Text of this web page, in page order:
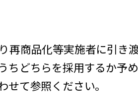
再商品化等実施者に引き
ちどちらを採用するか予め
て参照ください。